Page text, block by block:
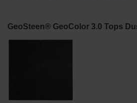
GeoSteen® GeoColor 3.0 Tops